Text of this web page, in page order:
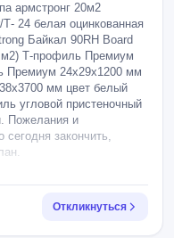
армстронг 20м2
24 белая оцинкованная
Байкал 90RH Board
м2) Т-профиль Премиум
Премиум 24x29x1200 мм
мм цвет белый
угловой пристеночный
Пожелания и
закончить,
Откликнуться